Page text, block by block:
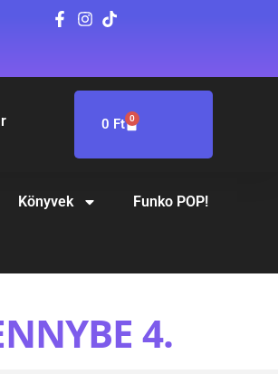
0 Ft 0
Könyvek Funko POP!
4.